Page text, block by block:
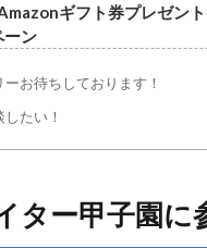
ギフト券プレゼン
ーン
お待ちしております！
たい！
ター甲子園に